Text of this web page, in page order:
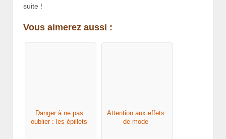
suite !
Vous aimerez aussi :
Danger à ne pas
oublier : les épillets
Attention aux effets
de mode